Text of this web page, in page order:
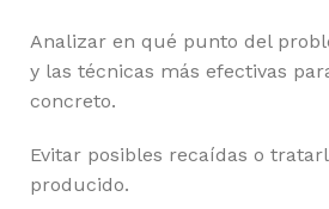
Analizar en qué punto del
y las técnicas más efectivas
concreto.
Evitar posibles recaídas o
producido.